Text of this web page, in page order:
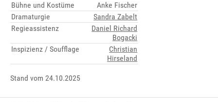
Bühne und Kostüme
Anke Fischer
Dramaturgie
Sandra Zabelt
Regieassistenz
Daniel Richard
Bogacki
Inspizienz / Soufflage
Christian
Hirseland
Stand vom 24.10.2025